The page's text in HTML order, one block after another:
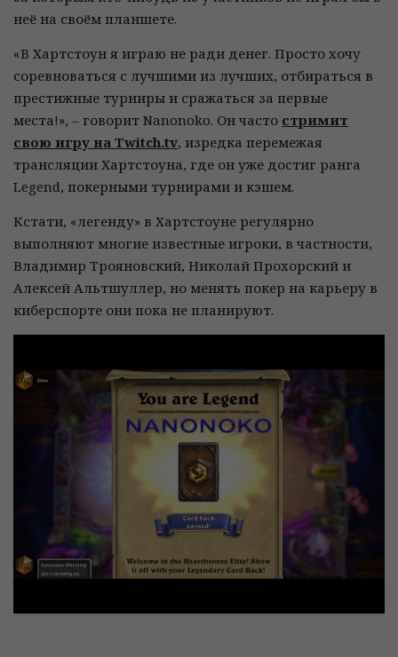
неё на своём планшете.
«В Хартстоун я играю не ради денег. Просто хочу
соревноваться с лучшими из лучших, отбираться в
престижные турниры и сражаться за первые
места!», – говорит Nanonoko. Он часто стримит
свою игру на Twitch.tv, изредка перемежая
трансляции Хартстоуна, где он уже достиг ранга
Legend, покерными турнирами и кэшем.
Кстати, «легенду» в Хартстоуне регулярно
выполняют многие известные игроки, в частности,
Владимир Трояновский, Николай Прохорский и
Алексей Альтшуллер, но менять покер на карьеру в
киберспорте они пока не планируют.